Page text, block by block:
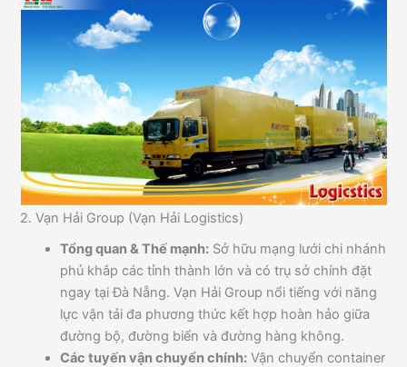
2. Vạn Hải Group (Vạn Hải Logistics)
Tổng quan & Thế mạnh: Sở hữu mạng lưới chi nhánh
phủ khắp các tỉnh thành lớn và có trụ sở chính đặt
ngay tại Đà Nẵng. Vạn Hải Group nổi tiếng với năng
lực vận tải đa phương thức kết hợp hoàn hảo giữa
đường bộ, đường biển và đường hàng không.
Các tuyến vận chuyển chính: Vận chuyển container